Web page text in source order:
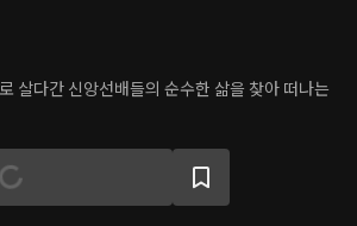
살다간 신앙선배들의 순수한 삶을 찾아 떠나는